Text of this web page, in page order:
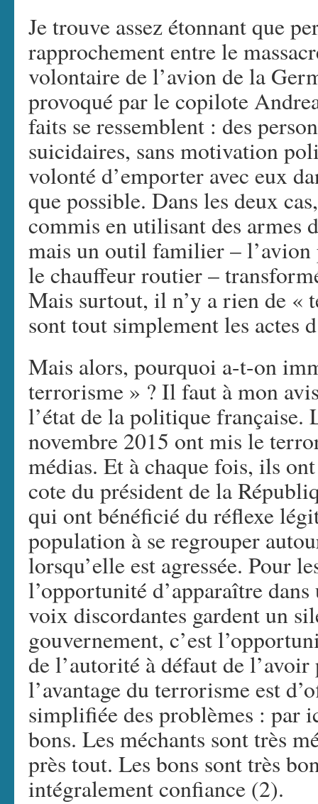
Je trouve assez étonnant que
rapprochement entre le
volontaire de l’avion de la
provoqué par le copilote
faits se ressemblent : des
suicidaires, sans motivation
volonté d’emporter avec eux
que possible. Dans les deux
commis en utilisant des armes
mais un outil familier –
le chauffeur routier –
Mais surtout, il n’y a rien de «
sont tout simplement les actes
Mais alors, pourquoi a-t-on
terrorisme » ? Il faut à mon
l’état de la politique française.
novembre 2015 ont mis le
médias. Et à chaque fois, ils
cote du président de la
qui ont bénéficié du réflexe
population à se regrouper
lorsqu’elle est agressée. Pour
l’opportunité d’apparaître
voix discordantes gardent un
gouvernement, c’est
de l’autorité à défaut de
l’avantage du terrorisme est
simplifiée des problèmes : par
bons. Les méchants sont très
près tout. Les bons sont très
intégralement confiance (2).